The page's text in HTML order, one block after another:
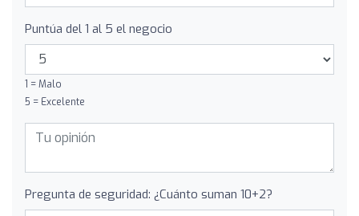
Puntúa del 1 al 5 el negocio
1 = Malo
5 = Excelente
Pregunta de seguridad: ¿Cuánto suman 10+2?